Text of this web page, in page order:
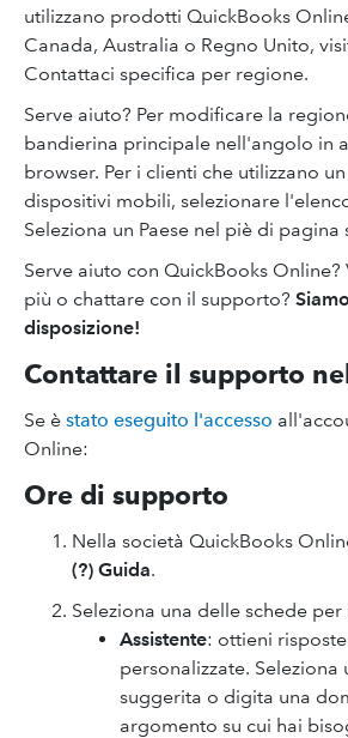
utilizzano prodotti QuickBooks
Canada, Australia o Regno Unito,
Contattaci specifica per regione.
Serve aiuto? Per modificare la
bandierina principale nell'angolo in
browser. Per i clienti che utilizzano
dispositivi mobili, selezionare
Seleziona un Paese nel piè di pagina
Serve aiuto con QuickBooks Online?
più o chattare con il supporto?
disposizione!
Contattare il supporto
Se è stato eseguito l'accesso
Online:
Ore di supporto
Nella società QuickBooks
(?) Guida.
Seleziona una delle schede per
Assistente: ottieni
personalizzate. Seleziona
suggerita o digita una
argomento su cui hai